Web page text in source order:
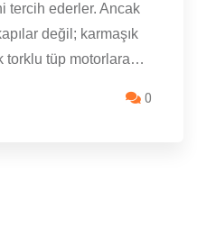
tercih ederler. Ancak
değil; karmaşık
torklu tüp motorlara…
0